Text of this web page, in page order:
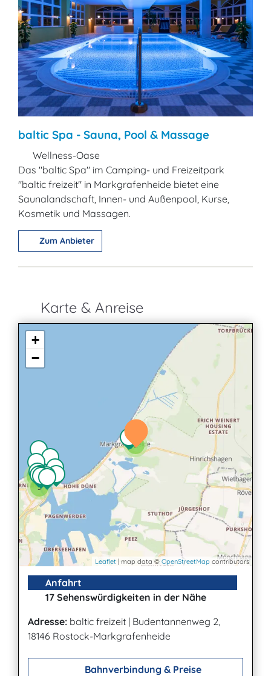
baltic Spa - Sauna, Pool & Massage
Wellness-Oase
Das "baltic Spa" im Camping- und Freizeitpark
"baltic freizeit" in Markgrafenheide bietet eine
Saunalandschaft, Innen- und Außenpool, Kurse,
Kosmetik und Massagen.
Zum Anbieter
Karte & Anreise
2
2
3
+
−
Leaflet | map data © OpenStreetMap contributors
Anfahrt
17 Sehenswürdigkeiten in der Nähe
Adresse: baltic freizeit | Budentannenweg 2,
18146 Rostock-Markgrafenheide
Bahnverbindung & Preise